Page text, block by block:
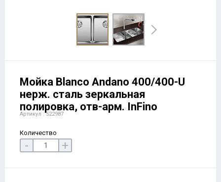
Мойка Blanco Andano 400/400-U
нерж. сталь зеркальная
полировка, отв-арм. InFino
Артикул : 522987
Количество
- +